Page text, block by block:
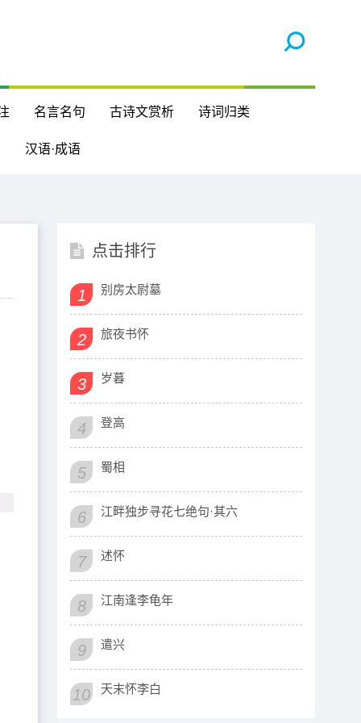
名言名句 古诗文赏析 诗词归类
汉语·成语
点击排行
1 别房太尉墓
2 旅夜书怀
3 岁暮
4 登高
5 蜀相
6 江畔独步寻花七绝句·其六
7 述怀
8 江南逢李龟年
9 遣兴
10 天末怀李白